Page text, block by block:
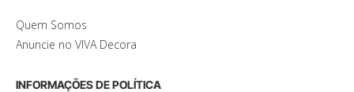
Quem Somos
Anuncie no VIVA Decora
INFORMAÇÕES DE POLÍTICA